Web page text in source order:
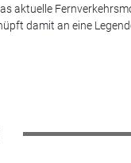
aktuelle
damit an eine